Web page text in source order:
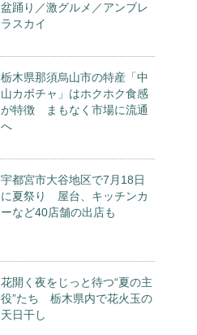
盆踊り／激グルメ／アンブレ
ラスカイ
栃木県那須烏山市の特産「中
山カボチャ」はホクホク食感
が特徴 まもなく市場に流通
へ
宇都宮市大谷地区で7月18日
に夏祭り 屋台、キッチンカ
ーなど40店舗の出店も
花開く夜をじっと待つ“夏の主
役”たち 栃木県内で花火玉の
天日干し